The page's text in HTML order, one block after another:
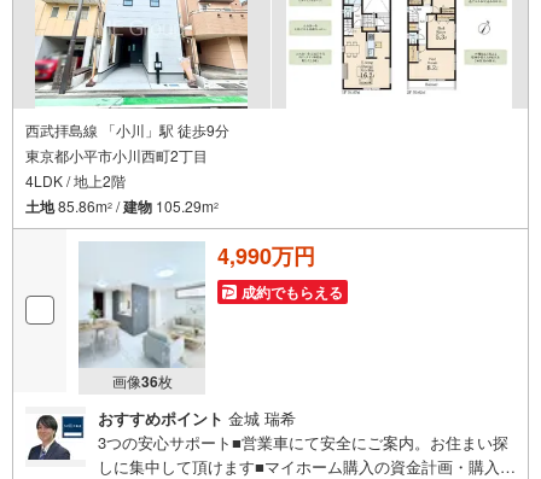
西武拝島線 「小川」駅 徒歩9分
東京都小平市小川西町2丁目
4LDK / 地上2階
土地85.86m2 /建物 105.29m2
画像36枚
4,990万円
成約でもらえる
おすすめポイント 金城 瑞希
3つの安心サポート■営業車にて安全にご案内。お住まい探
しに集中して頂けます■マイホーム購入の資金計画・購入か